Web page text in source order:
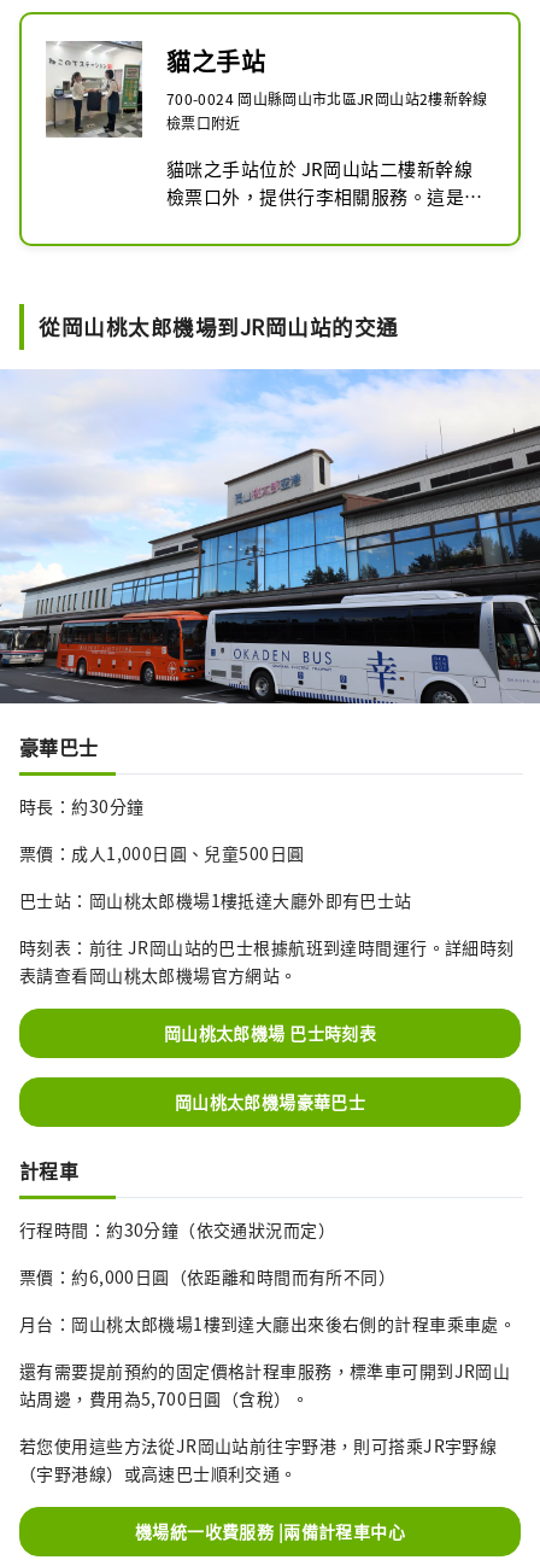
貓之手站
700-0024 岡山縣岡山市北區JR岡山站2樓新幹線
檢票口附近
貓咪之手站位於 JR岡山站二樓新幹線
檢票口外，提供行李相關服務。這是一
何行李，就能空手直接前往觀光或出
■岡山、倉敷空手觀光服務 下午1點30
左右即可將行李送至岡山市或倉敷市的
指定住宿設施。同一天。
*請參閱相關文件中的“符合條件的住
宿設施清單（PDF）”，以了解符合條
件的住宿設施清單。
■臨時行李寄存服務■送貨服務我們承
辦大及運輸的宅急便服務。費用和送貨
時間將按照大和運輸的快遞服務執行。
從岡山桃太郎機場到JR岡山站的交通
豪華巴士
時長：約30分鐘
票價：成人1,000日圓、兒童500日圓
巴士站：岡山桃太郎機場1樓抵達大廳外即有巴士站
時刻表：前往 JR岡山站的巴士根據航班到達時間運行。詳細時刻
表請查看岡山桃太郎機場官方網站。
岡山桃太郎機場 巴士時刻表
岡山桃太郎機場豪華巴士
計程車
行程時間：約30分鐘（依交通狀況而定）
票價：約6,000日圓（依距離和時間而有所不同）
月台：岡山桃太郎機場1樓到達大廳出來後右側的計程車乘車處。
還有需要提前預約的固定價格計程車服務，標準車可開到JR岡山
站周邊，費用為5,700日圓（含稅）。
若您使用這些方法從JR岡山站前往宇野港，則可搭乘JR宇野線
（宇野港線）或高速巴士順利交通。
機場統一收費服務 |兩備計程車中心